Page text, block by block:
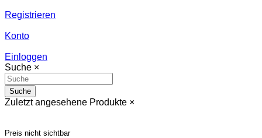
Registrieren
Konto
Einloggen
Suche ×
Suche
Zuletzt angesehene Produkte ×
Preis nicht sichtbar